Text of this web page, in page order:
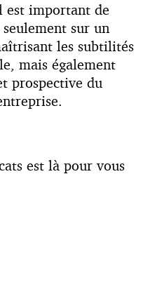
est important de
sur un
les subtilités
mais également
prospective du
est là pour vous